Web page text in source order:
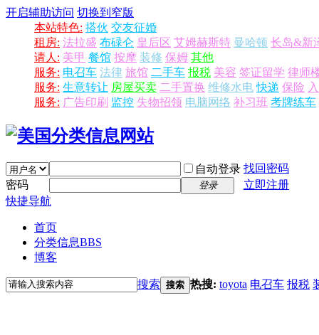
开启辅助访问 切换到窄版
本站特色: 搭伙 交友征婚
租房: 法拉盛 布碌仑 皇后区 艾姆赫斯特 曼哈顿 长岛&新
请人: 美甲 餐馆 按摩 装修 保姆 其他
服务: 电召车 法律 旅馆 二手车 报税 美容 签证留学 律师
服务: 生意转让 房屋买卖 二手置换 维修水电 快递 保险
服务: 广告印刷 监控 失物招领 电脑网络 补习班 考牌练车
自动登录 找回密码
密码
登录
立即注册
快捷导航
首页
分类信息BBS
博客
搜索 搜索 热搜: toyota 电召车 报税